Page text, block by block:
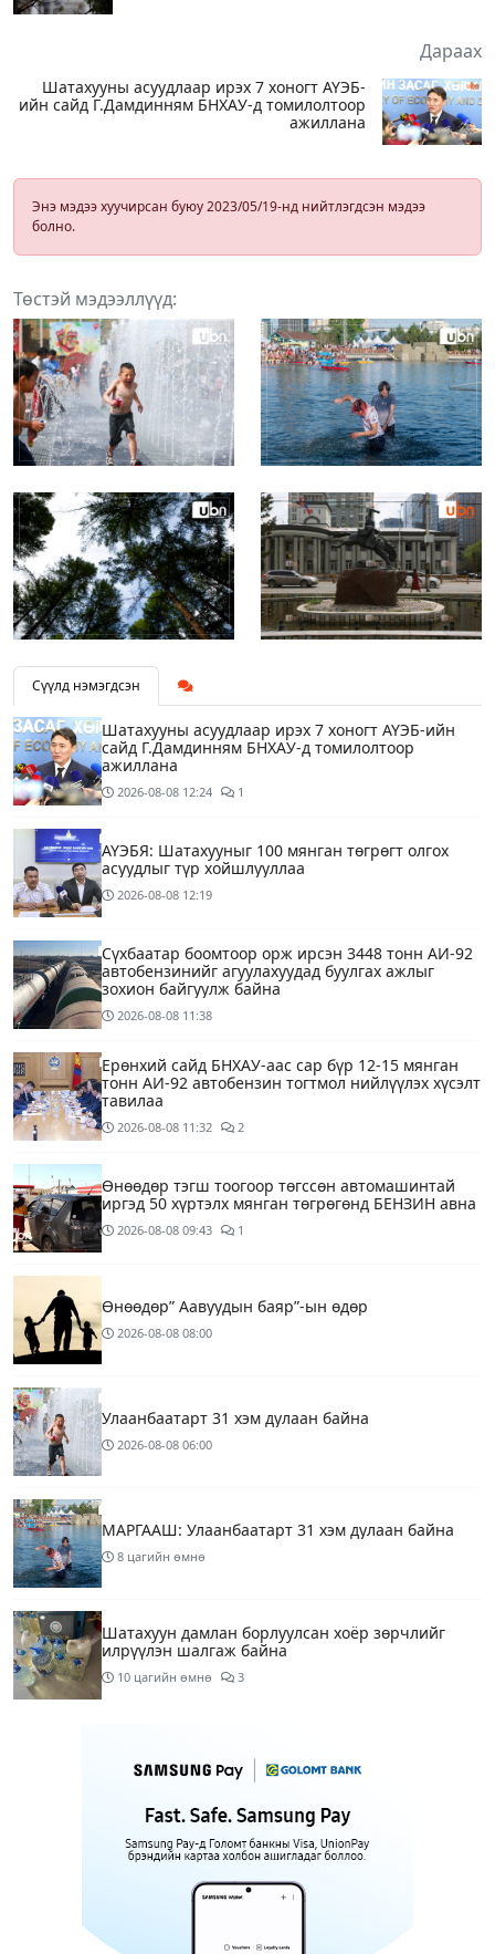
Дараах
Шатахууны асуудлаар ирэх 7 хоногт АҮЭБ-
ийн сайд Г.Дамдинням БНХАУ-д томилолтоор
ажиллана
Энэ мэдээ хуучирсан буюу 2023/05/19-нд нийтлэгдсэн мэдээ
болно.
Төстэй мэдээллүүд:
Сүүлд нэмэгдсэн
Шатахууны асуудлаар ирэх 7 хоногт АҮЭБ-ийн
сайд Г.Дамдинням БНХАУ-д томилолтоор
ажиллана
2026-08-08 12:24 1
АҮЭБЯ: Шатахууныг 100 мянган төгрөгт олгох
асуудлыг түр хойшлууллаа
2026-08-08 12:19
Сүхбаатар боомтоор орж ирсэн 3448 тонн АИ-92
автобензинийг агуулахуудад буулгах ажлыг
зохион байгуулж байна
2026-08-08 11:38
Ерөнхий сайд БНХАУ-аас сар бүр 12-15 мянган
тонн АИ-92 автобензин тогтмол нийлүүлэх хүсэлт
тавилаа
2026-08-08 11:32 2
Өнөөдөр тэгш тоогоор төгссөн автомашинтай
иргэд 50 хүртэлх мянган төгрөгөнд БЕНЗИН авна
2026-08-08 09:43 1
Өнөөдөр” Аавуудын баяр”-ын өдөр
2026-08-08 08:00
Улаанбаатарт 31 хэм дулаан байна
2026-08-08 06:00
МАРГААШ: Улаанбаатарт 31 хэм дулаан байна
8 цагийн өмнө
Шатахуун дамлан борлуулсан хоёр зөрчлийг
илрүүлэн шалгаж байна
10 цагийн өмнө 3
урьдчилсан төлөв
Шатахуун дамлаж байгаа асуудалд ТЕГ-аас
холбогдох мэдээллийн дагуу шалгалтын
ажиллагааг эрчимжүүлж байна